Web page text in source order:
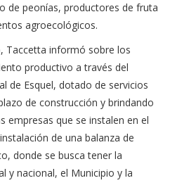
de peonías, productores de fruta
agroecológicos.
Taccetta informó sobre los
productivo a través del
de Esquel, dotado de servicios
de construcción y brindando
empresas que se instalen en el
de una balanza de
donde se busca tener la
y nacional, el Municipio y la